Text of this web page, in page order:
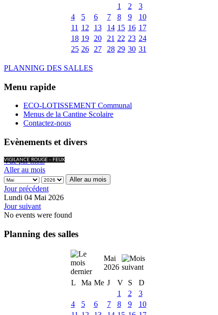
1
2
3
4
5 6 7 8 9
10
11 12 13 14 15 16 17
18 19 20 21 22 23 24
25 26 27 28 29 30 31
PLANNING DES SALLES
Menu rapide
ECO-LOTISSEMENT Communal
Menus de la Cantine Scolaire
Contactez-nous
Evènements et divers
VIGILANCE ROUGE - FEUX
Vue par mois
Aller au mois
Aller au mois
Jour précédent
Lundi 04 Mai 2026
Jour suivant
No events were found
Planning des salles
Mai
2026
L
Ma Me J V S
D
1
2
3
4
5 6 7 8 9
10